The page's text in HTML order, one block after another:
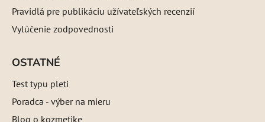
Pravidlá pre publikáciu užívateľských recenzií
Vylúčenie zodpovednosti
OSTATNÉ
Test typu pleti
Poradca - výber na mieru
Blog o kozmetike